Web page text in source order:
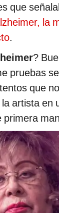
que
la
.
?
pruebas
que
artista en
primera